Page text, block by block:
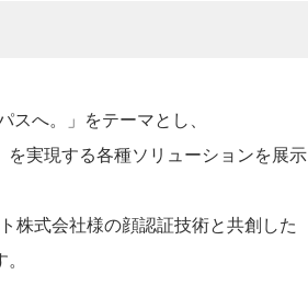
へ。」をテーマとし、
実現する各種ソリューションを展示
株式会社様の顔認証技術と共創した